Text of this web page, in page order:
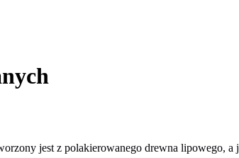
jest z polakierowanego drewna lipowego, a